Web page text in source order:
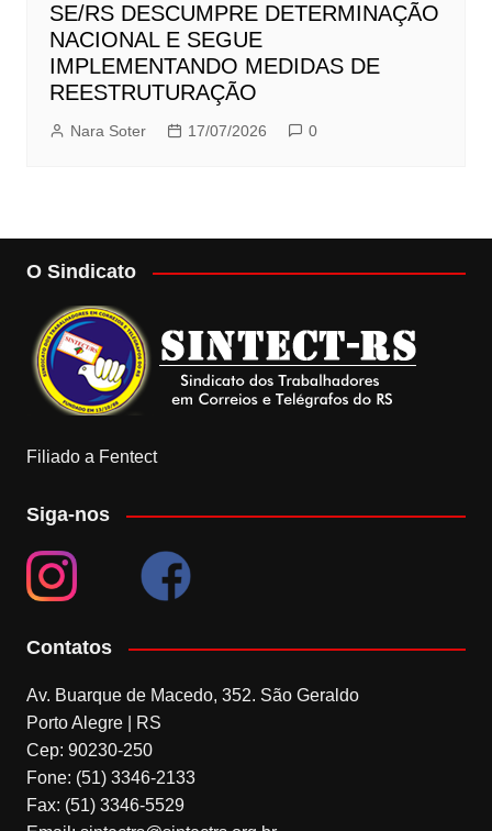
SE/RS DESCUMPRE DETERMINAÇÃO
NACIONAL E SEGUE
IMPLEMENTANDO MEDIDAS DE
REESTRUTURAÇÃO
Nara Soter 17/07/2026 0
O Sindicato
Filiado a Fentect
Siga-nos
Contatos
Av. Buarque de Macedo, 352. São Geraldo
Porto Alegre | RS
Cep: 90230-250
Fone: (51) 3346-2133
Fax: (51) 3346-5529